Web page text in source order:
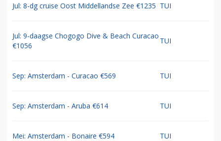
Jul: 8-dg cruise Oost Middellandse Zee €1235 TUI
Jul: 9-daagse Chogogo Dive & Beach Curacao
€1056
TUI
Sep: Amsterdam - Curacao €569 TUI
Sep: Amsterdam - Aruba €614 TUI
Mei: Amsterdam - Bonaire €594 TUI